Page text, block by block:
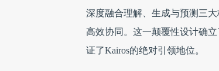
深度融合理解、生成与预测三
高效协同。这一颠覆性设计确
证了Kairos的绝对引领地位。